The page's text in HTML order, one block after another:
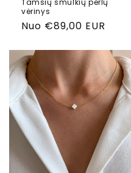
Tamsių smulkių perlų
vėrinys
Reguliari
Nuo €89,00 EUR